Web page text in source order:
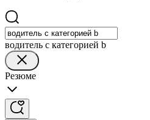
водитель с категорией b
Резюме